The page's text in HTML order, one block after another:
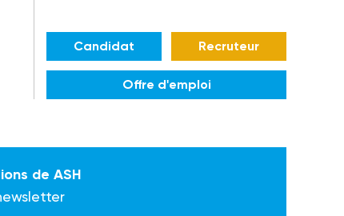
Candidat Recruteur
Offre d'emploi
de ASH